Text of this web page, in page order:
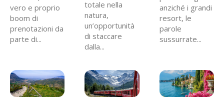
vero e proprio
boom di
prenotazioni da
parte di...
totale nella
natura,
un’opportunità
di staccare
dalla...
anziché i grandi
resort, le
parole
sussurrate...